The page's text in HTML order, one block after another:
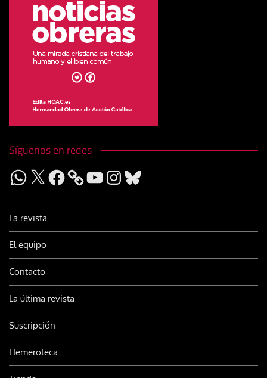
Síguenos en redes
WhatsApp
X Facebook YouTubeInstagram
Bluesky
La revista
El equipo
Contacto
La última revista
Suscripción
Hemeroteca